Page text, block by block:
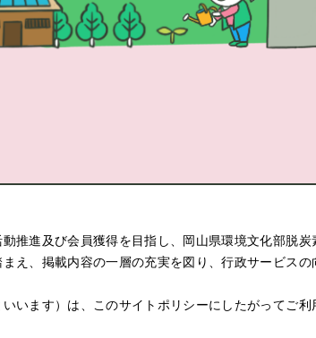
推進及び会員獲得を目指し、岡山県環境文化部脱炭
え、掲載内容の一層の充実を図り、行政サービスの
ます）は、このサイトポリシーにしたがってご利